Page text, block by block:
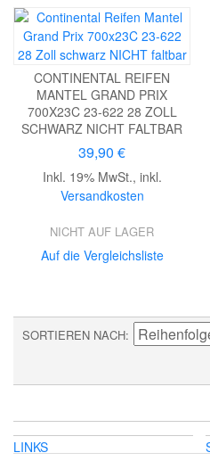
CONTINENTAL REIFEN
MANTEL GRAND PRIX
700X23C 23-622 28 ZOLL
SCHWARZ NICHT FALTBAR
39,90 €
Inkl. 19% MwSt., inkl.
Versandkosten
NICHT AUF LAGER
Auf die Vergleichsliste
SORTIEREN NACH
LINKS